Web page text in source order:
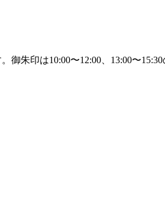
朱印は10:00〜12:00、13:00〜